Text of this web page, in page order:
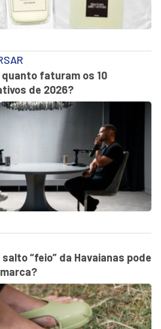
faturam os 10
de 2026?
“feio” da Havaianas pode